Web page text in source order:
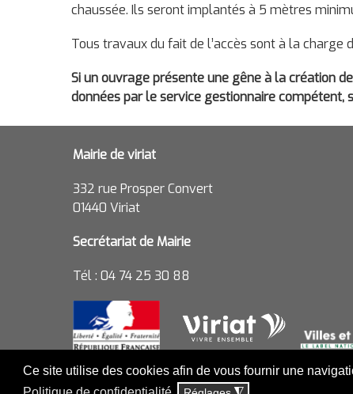
Ce site utilise des cookies afin de vous fournir une
chaussée. Ils seront implantés à 5 mètres
Tous travaux du fait de l’accès sont à la charge
Si un ouvrage présente une gêne à la création
données par le service gestionnaire compétent,
Mairie de viriat
332 rue Prosper Convert
01440 Viriat
Secrétariat de Mairie
Tél : 04 74 25 30 88